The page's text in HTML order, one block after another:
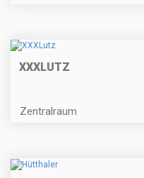
XXXLUTZ
Zentralraum